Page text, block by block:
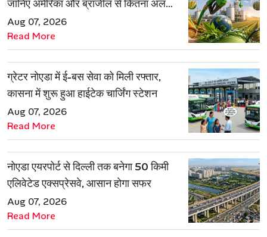
जानिए अमेरिका और ब्राजील से कितना अलग
है एथेनॉल मॉडल
Aug 07, 2026
Read More
ग्रेटर नोएडा में ई-बस सेवा को मिली रफ्तार,
कासना में शुरू हुआ हाईटेक चार्जिंग स्टेशन
Aug 07, 2026
Read More
नोएडा एयरपोर्ट से दिल्ली तक बनेगा 50 किमी
एलिवेटेड एक्सप्रेसवे, आसान होगा सफर
Aug 07, 2026
Read More